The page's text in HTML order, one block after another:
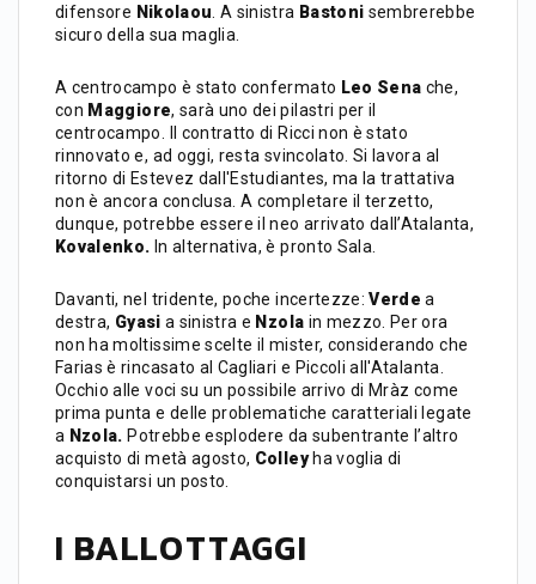
difensore Nikolaou . A sinistra Bastoni sembrerebbe
sicuro della sua maglia.
A centrocampo è stato confermato Leo Sena che,
con Maggiore, sarà uno dei pilastri per il
centrocampo. Il contratto di Ricci non è stato
rinnovato e, ad oggi, resta svincolato. Si lavora al
ritorno di Estevez dall'Estudiantes, ma la trattativa
non è ancora conclusa. A completare il terzetto,
dunque, potrebbe essere il neo arrivato dall’Atalanta,
Kovalenko. In alternativa, è pronto Sala.
Davanti, nel tridente, poche incertezze:Verde a
destra, Gyasi a sinistra e Nzola in mezzo. Per ora
non ha moltissime scelte il mister, considerando che
Farias è rincasato al Cagliari e Piccoli all'Atalanta.
Occhio alle voci su un possibile arrivo di Mràz come
prima punta e delle problematiche caratteriali legate
a Nzola.Potrebbe esplodere da subentrante l’altro
acquisto di metà agosto, Colleyha voglia di
conquistarsi un posto.
I BALLOTTAGGI